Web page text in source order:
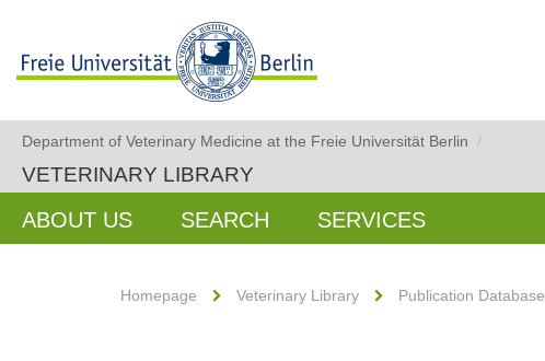
Department of Veterinary Medicine at the Freie Universität Berlin /
VETERINARY LIBRARY
ABOUT US SEARCH SERVICES
Homepage Veterinary Library Publication Database